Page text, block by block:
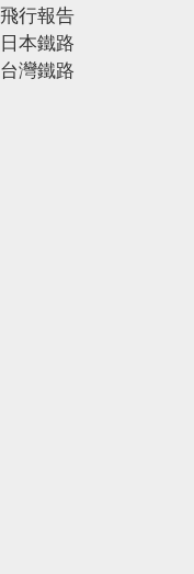
飛行報告
日本鐵路
台灣鐵路